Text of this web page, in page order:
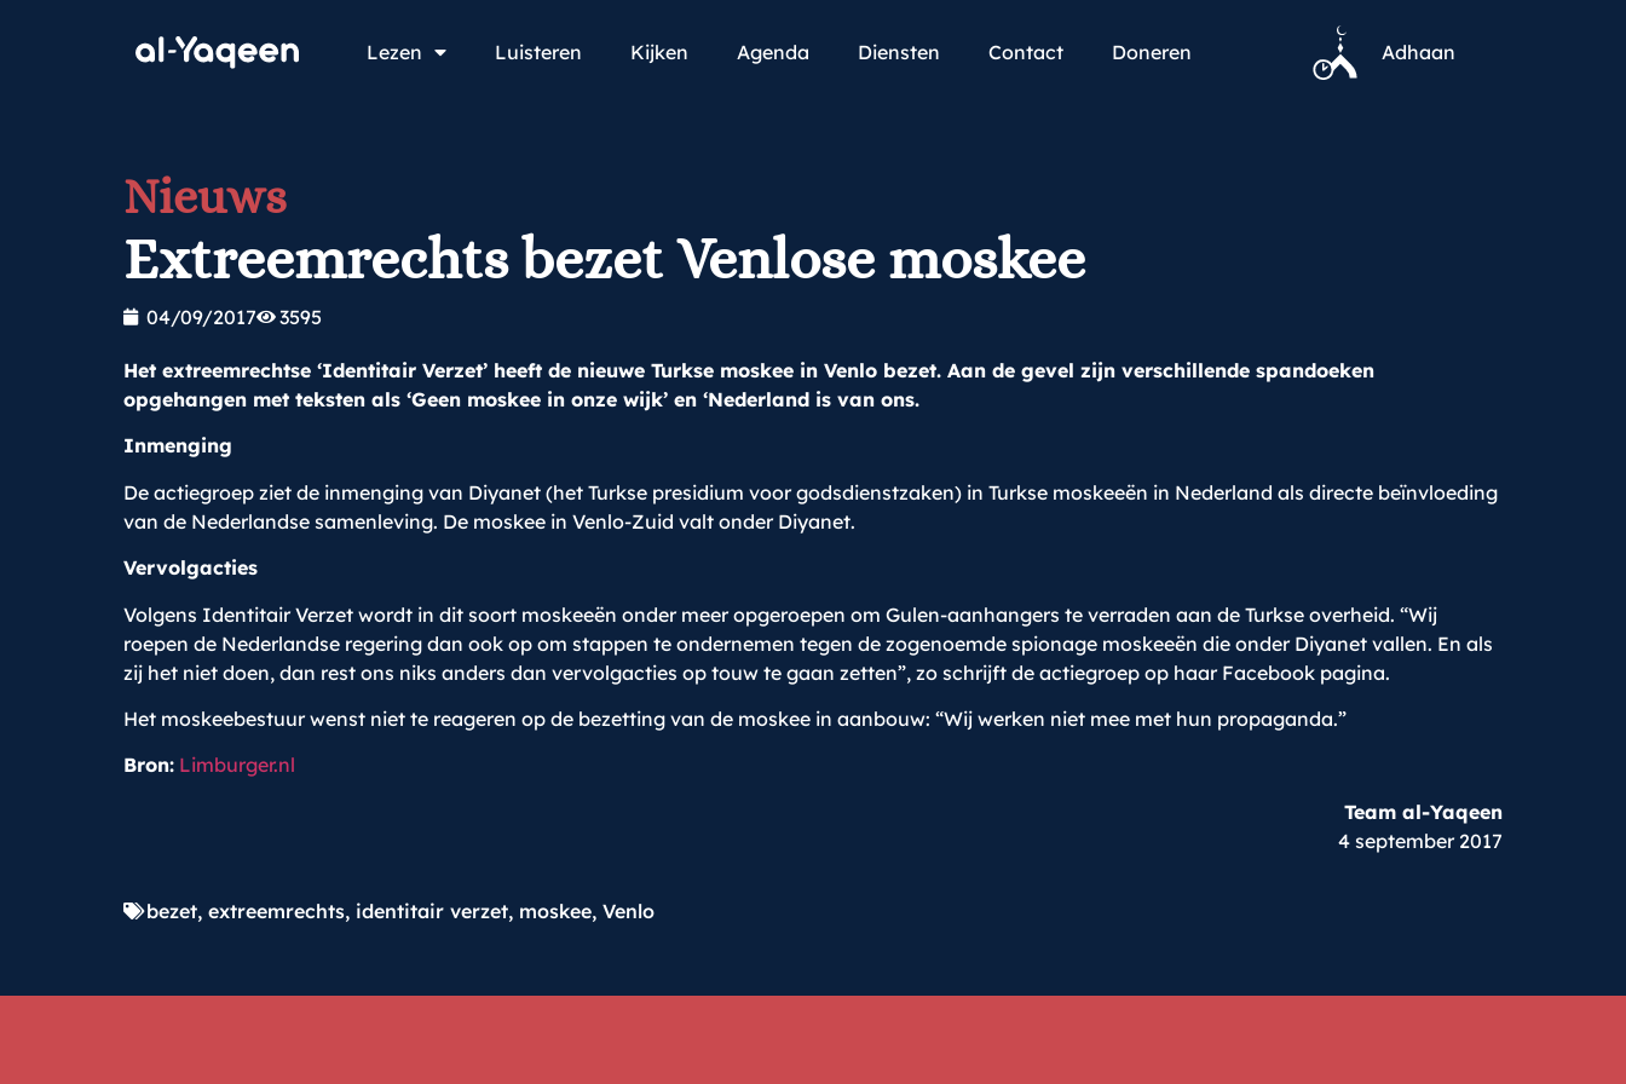
Lezen Luisteren Kijken Agenda Diensten Contact Doneren Adhaan
Nieuws
Extreemrechts bezet Venlose moskee
04/09/2017 3595
Het extreemrechtse ‘Identitair Verzet’ heeft de nieuwe Turkse moskee in Venlo bezet. Aan de gevel zijn verschillende spandoeken
opgehangen met teksten als ‘Geen moskee in onze wijk’ en ‘Nederland is van ons.
Inmenging
De actiegroep ziet de inmenging van Diyanet (het Turkse presidium voor godsdienstzaken) in Turkse moskeeën in Nederland als directe beïnvloeding
van de Nederlandse samenleving. De moskee in Venlo-Zuid valt onder Diyanet.
Vervolgacties
Volgens Identitair Verzet wordt in dit soort moskeeën onder meer opgeroepen om Gulen-aanhangers te verraden aan de Turkse overheid. “Wij
roepen de Nederlandse regering dan ook op om stappen te ondernemen tegen de zogenoemde spionage moskeeën die onder Diyanet vallen. En als
zij het niet doen, dan rest ons niks anders dan vervolgacties op touw te gaan zetten”, zo schrijft de actiegroep op haar Facebook pagina.
Het moskeebestuur wenst niet te reageren op de bezetting van de moskee in aanbouw: “Wij werken niet mee met hun propaganda.”
Bron: Limburger.nl
Team al-Yaqeen
4 september 2017
bezet, extreemrechts, identitair verzet, moskee, Venlo